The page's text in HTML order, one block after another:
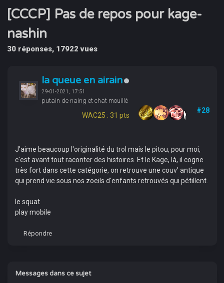
[CCCP] Pas de repos pour kage-
nashin
30 réponses, 17922 vues
la queue en airain
29-01-2021, 17:51
putain de naing et chat mouillé
WAC25 : 31 pts
#28
J'aime beaucoup l'originalité du trol mais le pitou, pour moi,
c'est avant tout raconter des histoires. Et le Kage, là, il cogne
très fort dans cette catégorie, on retrouve une couv' antique
qui prend vie sous nos zoeils d'enfants retrouvés qui pétillent.
le squat
play mobile
Répondre
Messages dans ce sujet